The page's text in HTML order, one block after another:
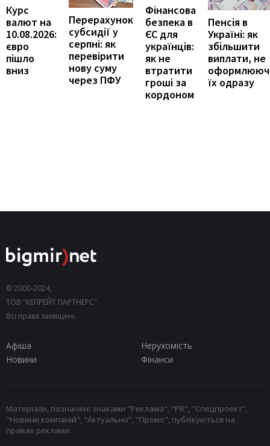
Курс
валют на
10.08.2026:
євро
пішло
вниз
Перерахунок
субсидії у
серпні: як
перевірити
нову суму
через ПФУ
Фінансова
безпека в
ЄС для
українців:
як не
втратити
гроші за
кордоном
Пенсія в
Україні: як
збільшити
виплати, не
їх одразу
© 2000-2024,
ТОВ "КЕПРЕЙТ ПАРТНЕРС".
Всі права захищені.
Афіша
Нерухомість
Новини
Фінанси
Матеріали, позначені знаками "Реклама", "PR", "Спецпроект",
"Новини компаній", "Актуально", "Промо", публікуються на
правах реклами.